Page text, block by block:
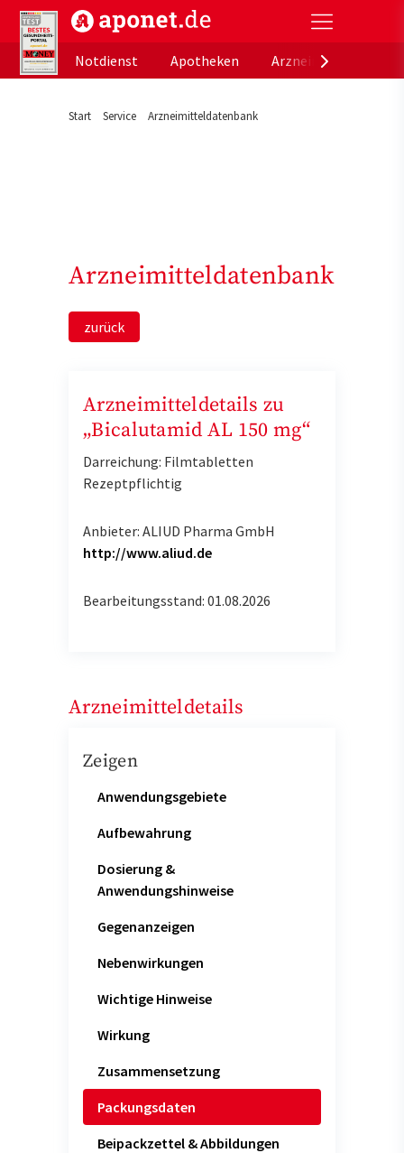
aponet.de - Das offizielle Gesundheitsportal der
Notdienst
Apotheken
Start Service Arzneimitteldatenbank
Arzneimitteldatenbank
zurück
Arzneimitteldetails zu
„Bicalutamid AL 150 mg“
Darreichung: Filmtabletten
Rezeptpflichtig
Anbieter: ALIUD Pharma GmbH
http://www.aliud.de
Bearbeitungsstand: 01.08.2026
Arzneimitteldetails
Zeigen
Anwendungsgebiete
Aufbewahrung
Dosierung &
Anwendungshinweise
Gegenanzeigen
Nebenwirkungen
Wichtige Hinweise
Wirkung
Zusammensetzung
Packungsdaten
Beipackzettel & Abbildungen